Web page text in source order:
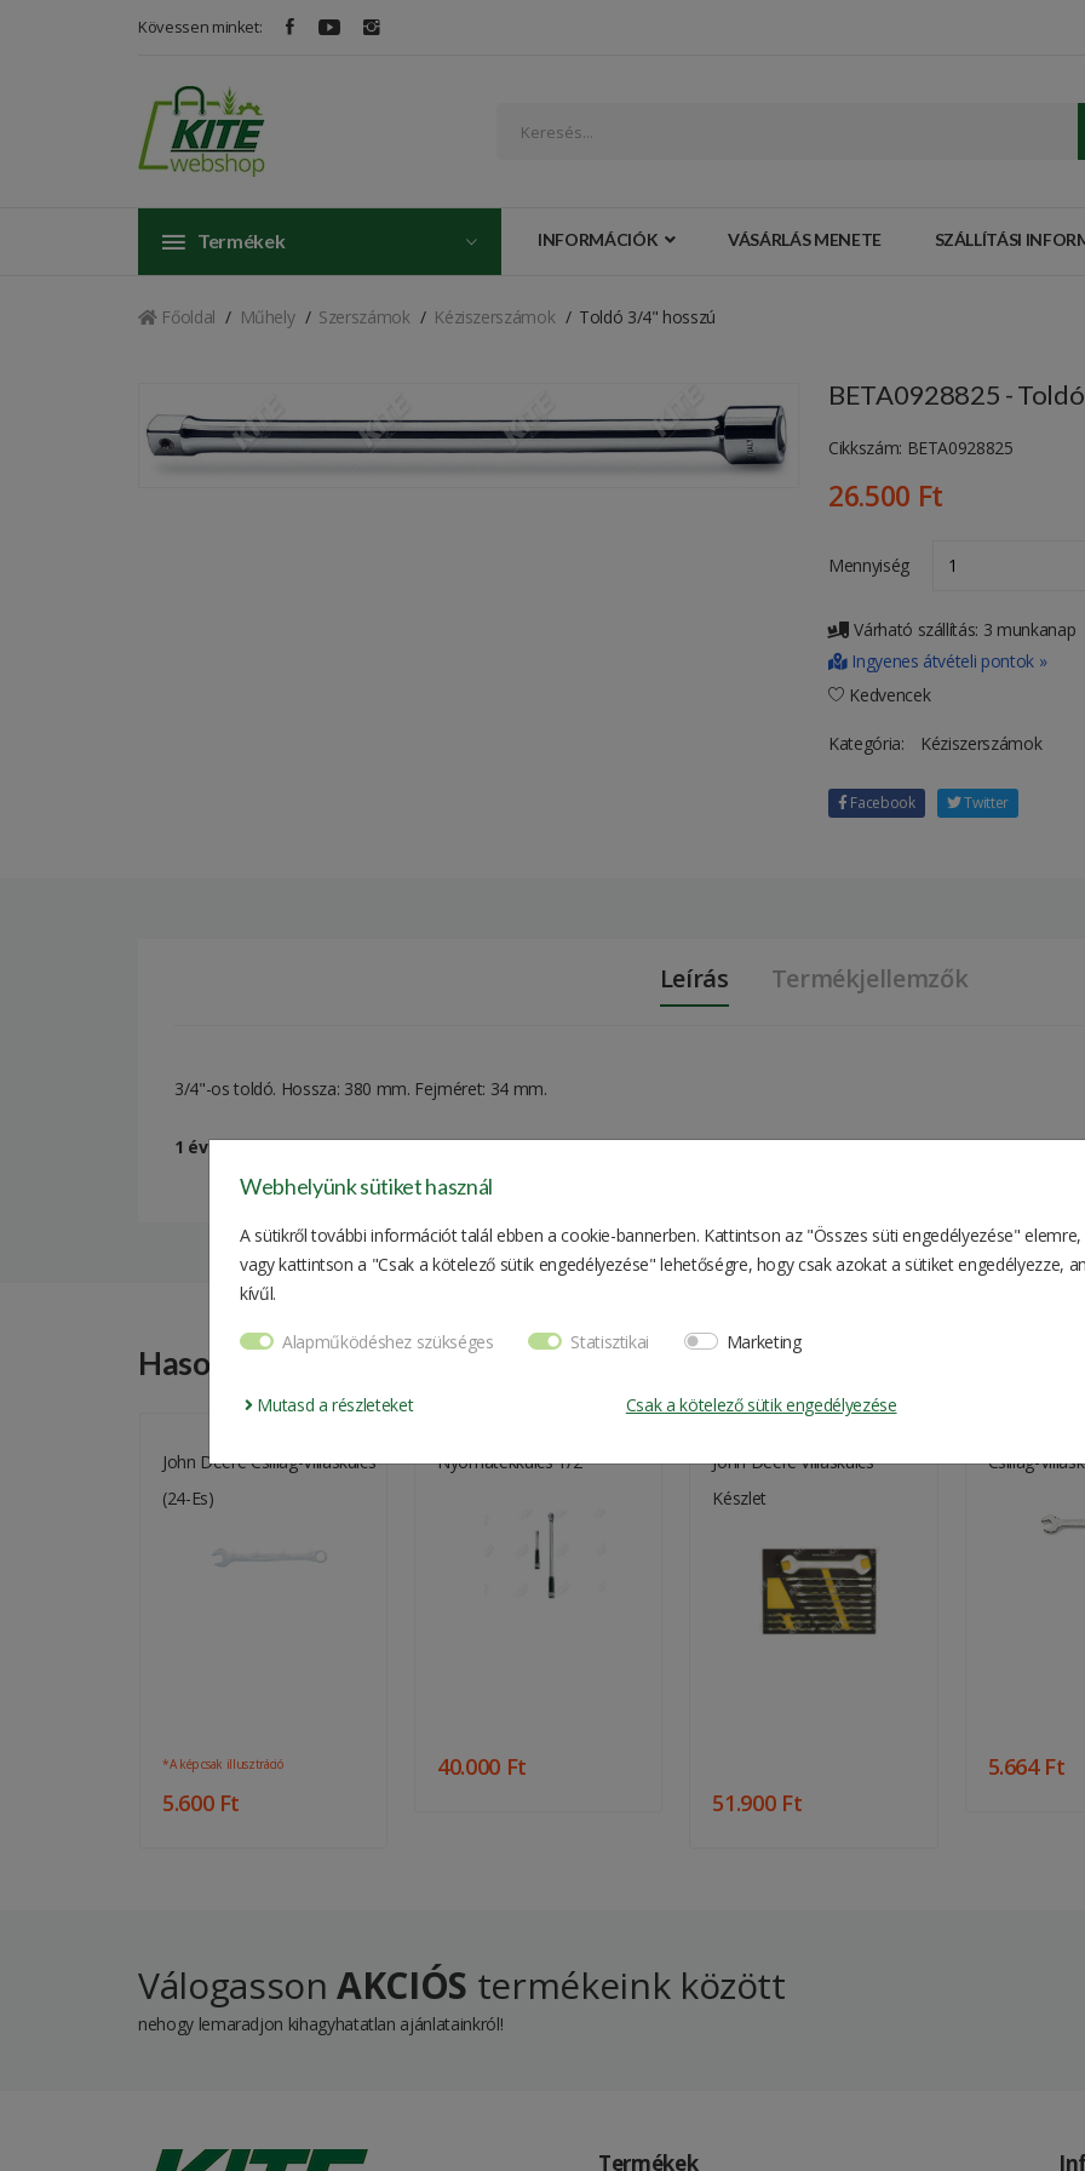
Kövessen minket:
Termékek INFORMÁCIÓK VÁSÁRLÁS MENETE SZÁLLÍTÁSI
Főoldal Műhely Szerszámok Kéziszerszámok Toldó 3/4" hosszú
BETA0928825 -
Cikkszám: BETA0928825
26.500 Ft
Mennyiség
Várható szállítás: 3 munkanap
Ingyenes átvételi pontok »
Kedvencek
Kategória: Kéziszerszámok
Facebook Twitter
Leírás Termékjellemzők
3/4"-os toldó. Hossza: 380 mm. Fejméret: 34 mm.
1 év garancia!
Gyártó
1 kg
Csomagolási méret
Hasonló Termékek
John Deere Csillag-Villáskulcs
(24-Es)
*A kép csak illusztráció
5.600 Ft
Nyomatékkulcs 1/2"
40.000 Ft
John Deere Villáskulcs
Készlet
51.900 Ft
Csillag-
5.664 Ft
VálogassonAKCIÓS termékeink között
nehogy lemaradjon kihagyhatatlan ajánlatainkról!
Termékek
Webhelyünk sütiket használ
A sütikről további információt talál ebben a cookie-bannerben. Kattintson az "Összes süti engedélyezése"
vagy kattintson a "Csak a kötelező sütik engedélyezése" lehetőségre, hogy csak azokat a sütiket engedélyezze,
kívűl.
Alapműködéshez szükséges Statisztikai Marketing
Mutasd a részleteket Csak a kötelező sütik engedélyezése